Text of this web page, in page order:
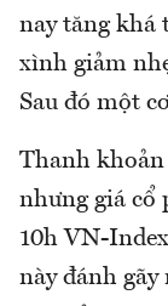
nay tăng khá
xình giảm
Sau đó một
Thanh khoản
nhưng giá cổ
10h VN-
này đánh